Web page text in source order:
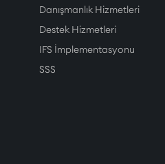
Danışmanlık Hizmetleri
Destek Hizmetleri
IFS İmplementasyonu
SSS